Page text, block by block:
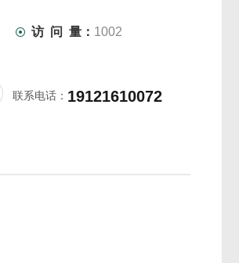
访 问 量： 1002
联系电话： 19121610072